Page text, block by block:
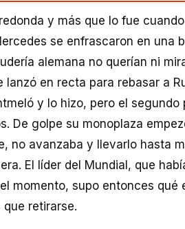
y más que lo fue
se enfrascaron en una
alemana no querían ni
lanzó en recta para rebasar a
y lo hizo, pero el segundo
De golpe su monoplaza
no avanzaba y llevarlo hasta
El líder del Mundial, que
momento, supo entonces qué
retirarse.